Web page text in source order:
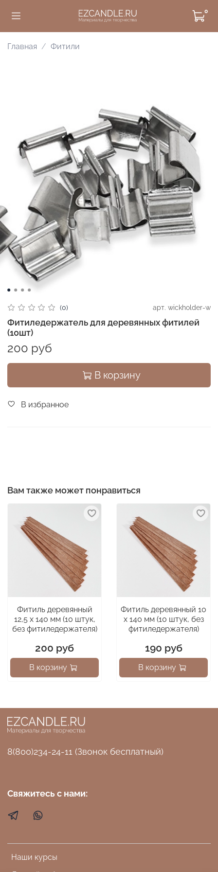
0
Главная Фитили
(0) арт. wickholder-w
Фитиледержатель для деревянных фитилей
(10шт)
200 руб
В корзину
В избранное
Вам также может понравиться
Фитиль деревянный
12,5 х 140 мм (10 штук,
без фитиледержателя)
200 руб
В корзину
Фитиль деревянный 10
х 140 мм (10 штук, без
фитиледержателя)
190 руб
В корзину
Наши курсы
8(800)234-24-11 (Звонок бесплатный)
Свяжитесь с нами: